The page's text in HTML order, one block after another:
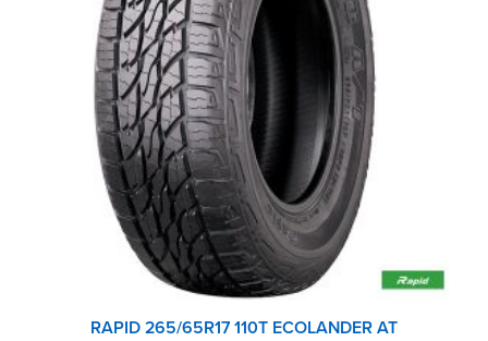
RAPID 265/65R17 110T ECOLANDER AT